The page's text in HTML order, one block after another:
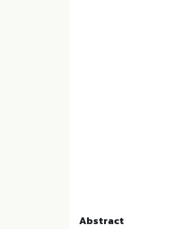
Abstract